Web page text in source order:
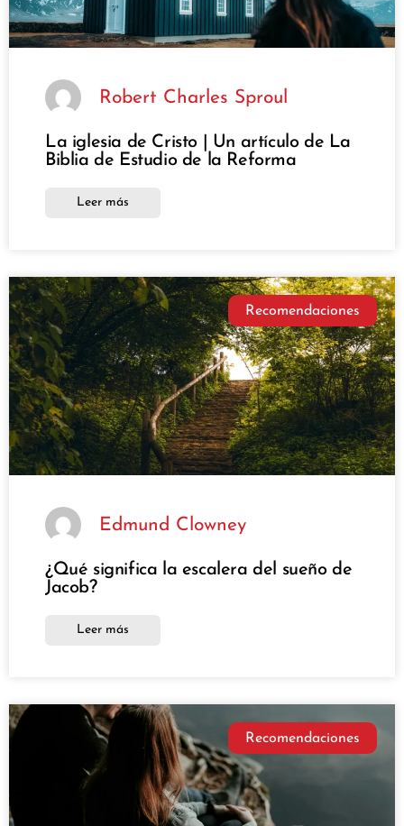
Robert Charles Sproul
La iglesia de Cristo | Un artículo de La
Biblia de Estudio de la Reforma
Leer más
Recomendaciones
Edmund Clowney
¿Qué significa la escalera del sueño de
Jacob?
Leer más
Recomendaciones